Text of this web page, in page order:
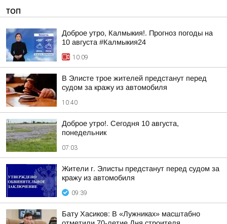
ТОП
Доброе утро, Калмыкия!. Прогноз погоды на
10 августа #Калмыкия24
10:09
В Элисте трое жителей предстанут перед
судом за кражу из автомобиля
10:40
Доброе утро!. Сегодня 10 августа,
понедельник
07:03
Жители г. Элисты предстанут перед судом за
кражу из автомобиля
09:39
Бату Хасиков: В «Лужниках» масштабно